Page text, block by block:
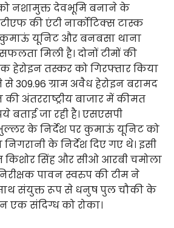
नशामुक्त देवभूमि बनाने के
की एंटी नार्कोटिक्स टास्क
यूनिट और बनबसा थाना
मिली है। दोनों टीमों की
हेरोइन तस्कर को गिरफ्तार किया
309.96 ग्राम अवैध हेरोइन बरामद
की अंतरराष्ट्रीय बाजार में कीमत
जा रही है। एसएसपी
के निर्देश पर कुमाऊं यूनिट को
के निर्देश दिए गए थे। इसी
किशोर सिंह और सीओ आरबी चमोला
पावन स्वरुप की टीम ने
संयुक्त रूप से धनुष पुल चौकी के
एक संदिग्ध को रोका।